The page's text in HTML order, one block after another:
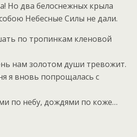
Но два белоснежных крыла
Небесные Силы не дали.
по тропинкам кленовой
нам золотом души тревожит.
я вновь попрощалась с
по небу, дождями по коже…